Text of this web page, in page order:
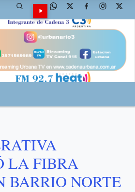
LA FIBRA
BARRIO NORTE